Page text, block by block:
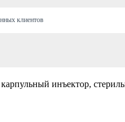
клиентов
инъектор,